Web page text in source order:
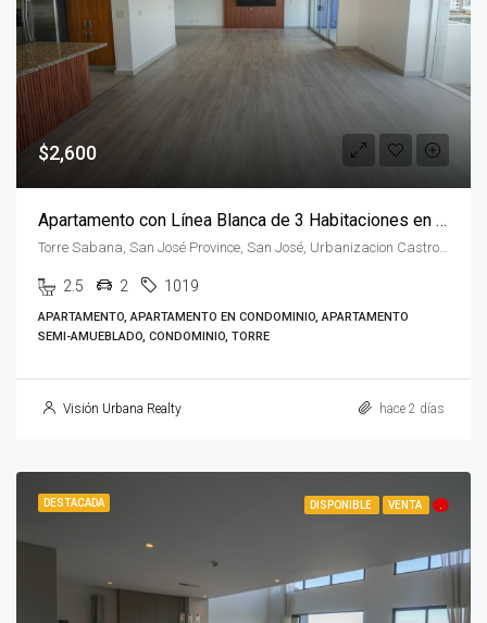
$2,600
Apartamento con Línea Blanca de 3 Habitaciones en Sabana
2.5 2 1019
APARTAMENTO, APARTAMENTO EN CONDOMINIO, APARTAMENTO
SEMI-AMUEBLADO, CONDOMINIO, TORRE
Visión Urbana Realty hace 2 días
DESTACADA DISPONIBLE VENTA